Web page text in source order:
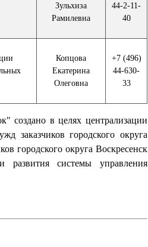
Зульхиза
Рамилевна
44-2-11-
40
Копцова
Екатерина
Олеговна
+7 (496)
44-630-
33
создано в целях централизации
заказчиков городского округа
городского округа Воскресенск
развития системы управления